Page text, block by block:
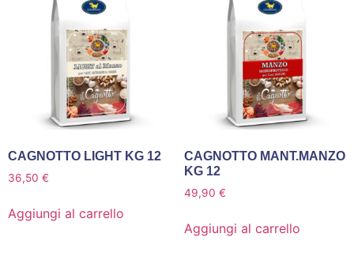
CAGNOTTO LIGHT KG 12
36,50 €
Aggiungi al carrello
CAGNOTTO MANT.MANZO
KG 12
49,90 €
Aggiungi al carrello